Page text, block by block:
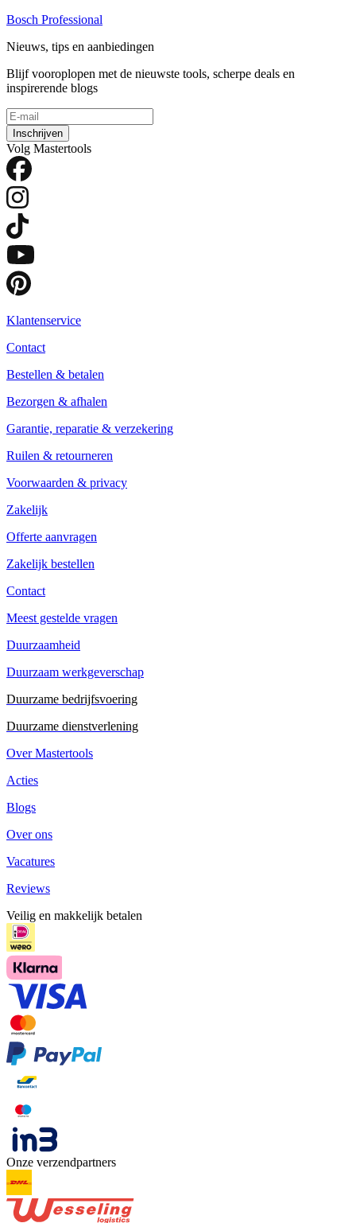
Bosch Professional
Nieuws, tips en aanbiedingen
Blijf vooroplopen met de nieuwste tools, scherpe deals en
inspirerende blogs
Inschrijven
Volg Mastertools
Klantenservice
Contact
Bestellen & betalen
Bezorgen & afhalen
Garantie, reparatie & verzekering
Ruilen & retourneren
Voorwaarden & privacy
Zakelijk
Offerte aanvragen
Zakelijk bestellen
Contact
Meest gestelde vragen
Duurzaamheid
Duurzaam werkgeverschap
Duurzame bedrijfsvoering
Duurzame dienstverlening
Over Mastertools
Acties
Blogs
Over ons
Vacatures
Reviews
Veilig en makkelijk betalen
Onze verzendpartners